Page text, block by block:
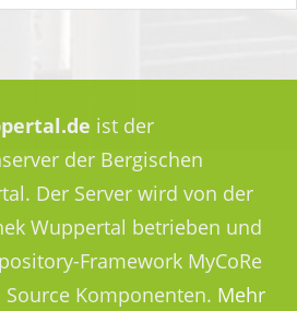
ist der
der Bergischen
Der Server wird von der
Wuppertal betrieben und
Framework MyCoRe
Komponenten. Mehr